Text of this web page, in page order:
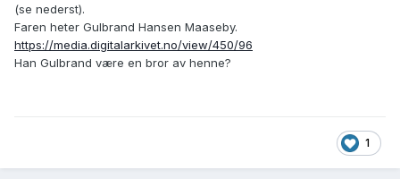
(se nederst).
Faren heter Gulbrand Hansen Maaseby.
https://media.digitalarkivet.no/view/450/96
Han Gulbrand være en bror av henne?
1